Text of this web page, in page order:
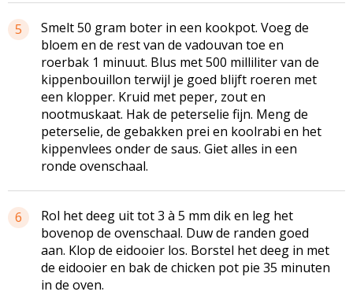
5
Smelt 50 gram boter in een kookpot. Voeg de
bloem en de rest van de vadouvan toe en
roerbak 1 minuut. Blus met 500 milliliter van de
kippenbouillon terwijl je goed blijft roeren met
een klopper. Kruid met peper, zout en
nootmuskaat. Hak de peterselie fijn. Meng de
peterselie, de gebakken prei en koolrabi en het
kippenvlees onder de saus. Giet alles in een
ronde ovenschaal.
6
Rol het deeg uit tot 3 à 5 mm dik en leg het
bovenop de ovenschaal. Duw de randen goed
aan. Klop de eidooier los. Borstel het deeg in met
de eidooier en bak de chicken pot pie 35 minuten
in de oven.